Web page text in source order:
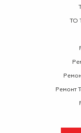
ТО
Ремонт